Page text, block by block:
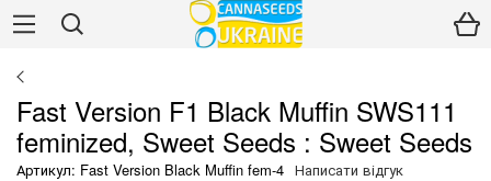
Fast Version F1 Black Muffin SWS111
feminized, Sweet Seeds : Sweet Seeds
Артикул: Fast Version Black Muffin fem-4 Написати відгук